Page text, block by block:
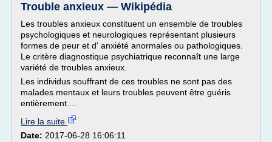
Trouble anxieux — Wikipédia
Les troubles anxieux constituent un ensemble de troubles
psychologiques et neurologiques représentant plusieurs
formes de peur et d' anxiété anormales ou pathologiques.
Le critère diagnostique psychiatrique reconnaît une large
variété de troubles anxieux.
Les individus souffrant de ces troubles ne sont pas des
malades mentaux et leurs troubles peuvent être guéris
entièrement....
Lire la suite
Date: 2017-06-28 16:06:11